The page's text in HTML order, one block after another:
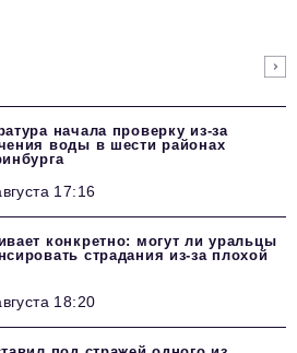
начала проверку из-за
воды в шести районах
17:16
конкретно: могут ли уральцы
страдания из-за плохой
18:20